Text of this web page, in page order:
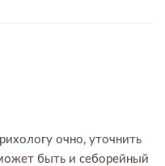
очно, уточнить
быть и себорейный